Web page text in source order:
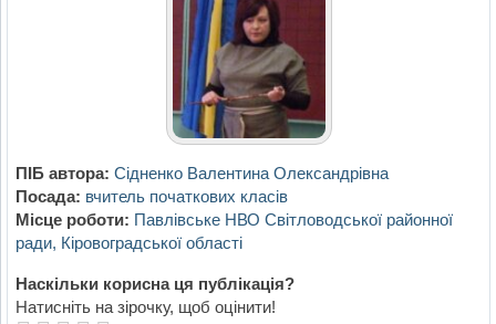
ПІБ автора: Сідненко Валентина Олександрівна
Посада: вчитель початкових класів
Місце роботи: Павлівське НВО Світловодської районної
ради, Кіровоградської області
Наскільки корисна ця публікація?
Натисніть на зірочку, щоб оцінити!